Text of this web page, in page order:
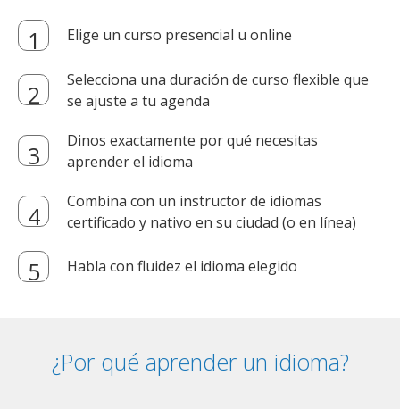
Elige un curso presencial u online
Selecciona una duración de curso flexible que
se ajuste a tu agenda
Dinos exactamente por qué necesitas
aprender el idioma
Combina con un instructor de idiomas
certificado y nativo en su ciudad (o en línea)
Habla con fluidez el idioma elegido
¿Por qué aprender un idioma?